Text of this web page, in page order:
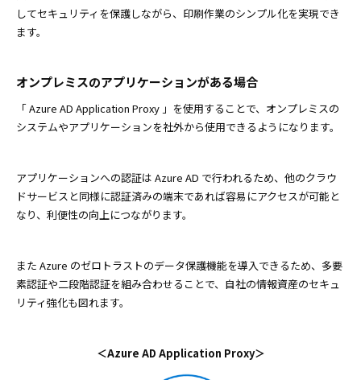
してセキュリティを保護しながら、印刷作業のシンプル化を実現でき
ます。
オンプレミスのアプリケーションがある場合
「 Azure AD Application Proxy 」を使用することで、オンプレミスの
システムやアプリケーションを社外から使用できるようになります。
アプリケーションへの認証は Azure AD で行われるため、他のクラウ
ドサービスと同様に認証済みの端末であれば容易にアクセスが可能と
なり、利便性の向上につながります。
また Azure のゼロトラストのデータ保護機能を導入できるため、多要
素認証や二段階認証を組み合わせることで、自社の情報資産のセキュ
リティ強化も図れます。
＜Azure AD Application Proxy＞